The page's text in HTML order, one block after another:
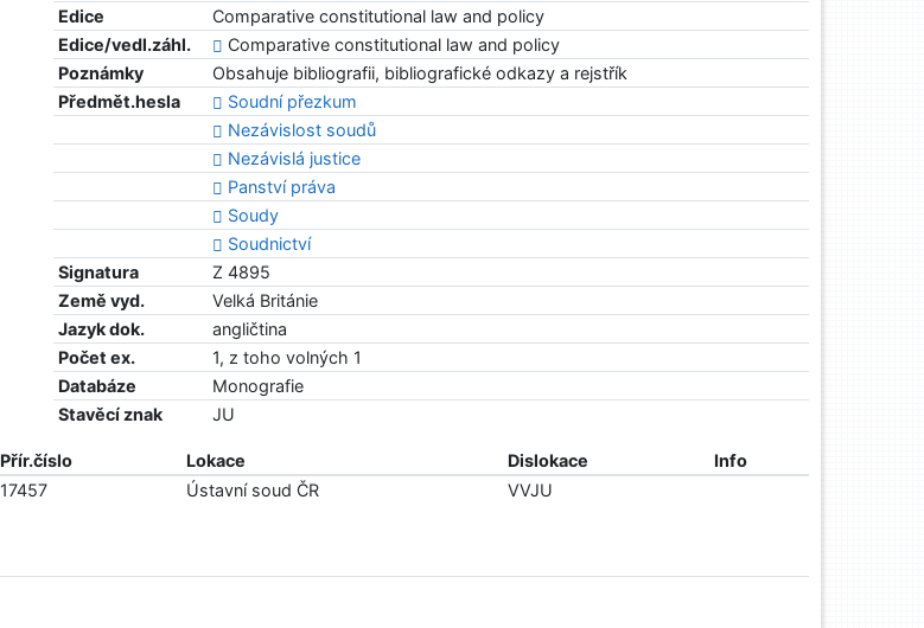
Edice
Comparative constitutional law and policy
Edice/vedl.záhl.
Comparative constitutional law and policy
Poznámky
Obsahuje bibliografii, bibliografické odkazy a rejstřík
Předmět.hesla
Soudní přezkum
Nezávislost soudů
Nezávislá justice
Panství práva
Soudy
Soudnictví
Signatura
Z 4895
Země vyd.
Velká Británie
Jazyk dok.
angličtina
Počet ex.
1, z toho volných 1
Databáze
Monografie
Stavěcí znak
JU
Přír.číslo Lokace Dislokace
Info
17457 Ústavní soud ČR VVJU